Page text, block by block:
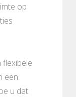
op
een
u dat